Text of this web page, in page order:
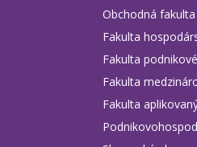
Obchodná fakulta
Fakulta
Fakulta
Fakulta
Fakulta